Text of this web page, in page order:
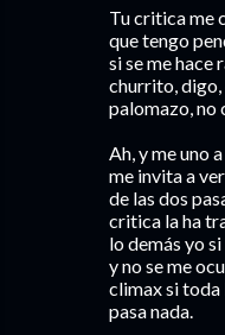
Tu critica me
que tengo
si se me hace
churrito,
palomazo, no
Ah, y me uno
me invita a
de las dos
critica la ha
lo demás yo
y no se me
climax si
pasa nada.